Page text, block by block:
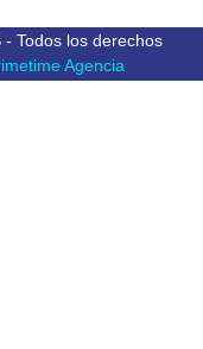
Todos los derechos
Agencia